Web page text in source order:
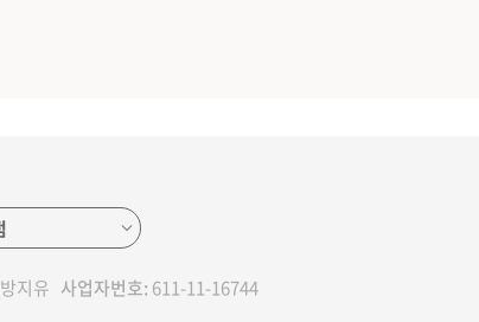
방지유 사업자번호: 611-11-16744